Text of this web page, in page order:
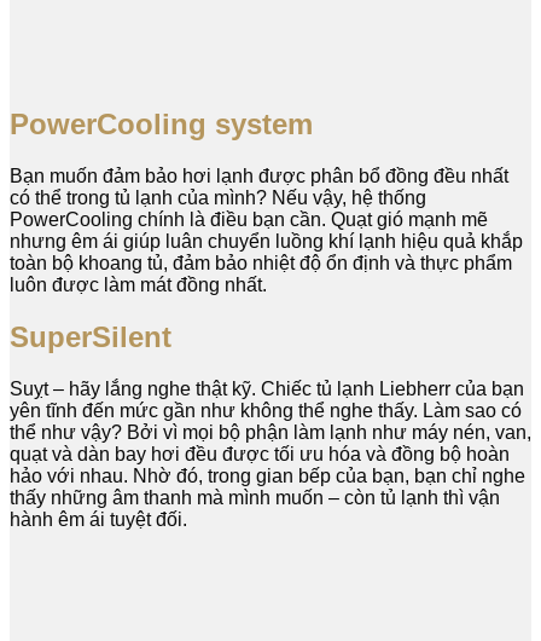
PowerCooling system
Bạn muốn đảm bảo hơi lạnh được phân bổ đồng đều nhất
có thể trong tủ lạnh của mình? Nếu vậy, hệ thống
PowerCooling chính là điều bạn cần. Quạt gió mạnh mẽ
nhưng êm ái giúp luân chuyển luồng khí lạnh hiệu quả khắp
toàn bộ khoang tủ, đảm bảo nhiệt độ ổn định và thực phẩm
luôn được làm mát đồng nhất.
SuperSilent
Suỵt – hãy lắng nghe thật kỹ. Chiếc tủ lạnh Liebherr của bạn
yên tĩnh đến mức gần như không thể nghe thấy. Làm sao có
thể như vậy? Bởi vì mọi bộ phận làm lạnh như máy nén, van,
quạt và dàn bay hơi đều được tối ưu hóa và đồng bộ hoàn
hảo với nhau. Nhờ đó, trong gian bếp của bạn, bạn chỉ nghe
thấy những âm thanh mà mình muốn – còn tủ lạnh thì vận
hành êm ái tuyệt đối.